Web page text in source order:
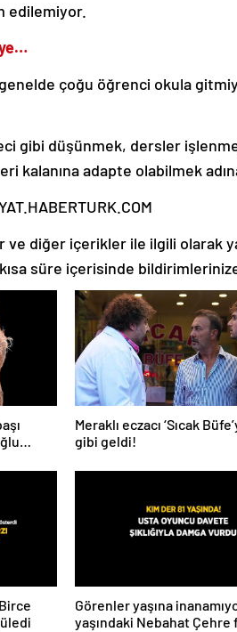
edilemiyor.
çoğu öğrenci okula
gibi düşünmek, dersler
kalanına adapte olabilmek
ve diğer içerikler ile ilgili olarak
süre içerisinde
Meraklı eczacı ‘Sıcak
gibi geldi!
Görenler yaşına
yaşındaki Nebahat Çehre